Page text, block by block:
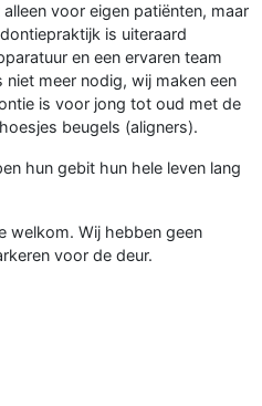
voor eigen patiënten, maar
is uiteraard
en een ervaren team
meer nodig, wij maken een
is voor jong tot oud met de
beugels (aligners).
hun gebit hun hele leven lang
welkom. Wij hebben geen
voor de deur.